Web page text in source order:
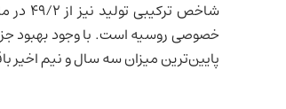
خصوصی روسیه است. با وجود بهبود
پایین‌ترین میزان سه سال و نیم اخیر